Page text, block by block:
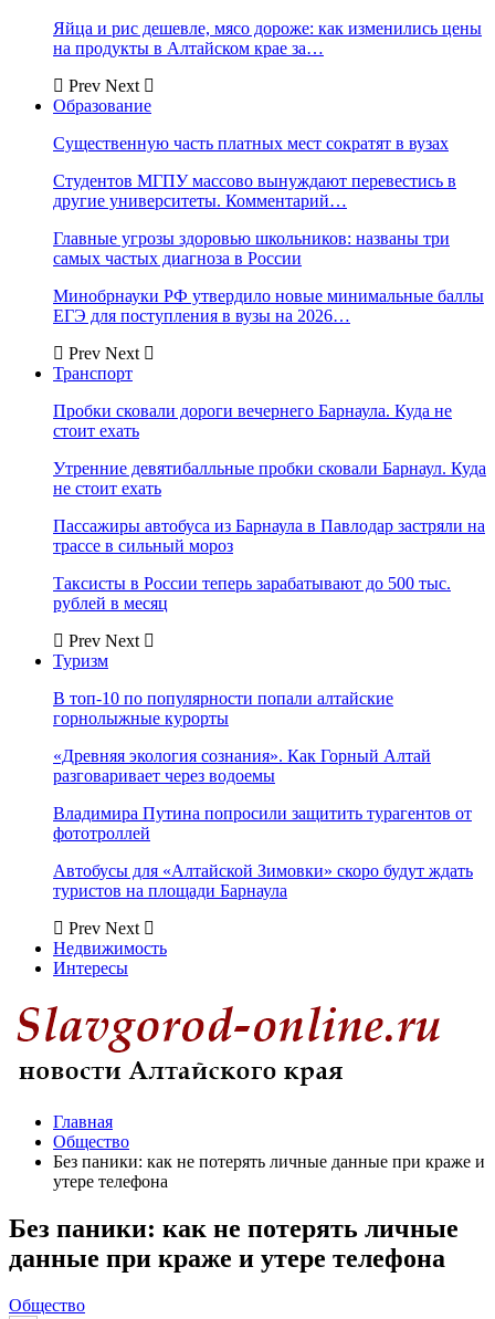
Яйца и рис дешевле, мясо дороже: как изменились цены
на продукты в Алтайском крае за…
Prev Next
Образование
Существенную часть платных мест сократят в вузах
Студентов МГПУ массово вынуждают перевестись в
другие университеты. Комментарий…
Главные угрозы здоровью школьников: названы три
самых частых диагноза в России
Минобрнауки РФ утвердило новые минимальные баллы
ЕГЭ для поступления в вузы на 2026…
Prev Next
Транспорт
Пробки сковали дороги вечернего Барнаула. Куда не
стоит ехать
Утренние девятибалльные пробки сковали Барнаул. Куда
не стоит ехать
Пассажиры автобуса из Барнаула в Павлодар застряли на
трассе в сильный мороз
Таксисты в России теперь зарабатывают до 500 тыс.
рублей в месяц
Prev Next
Туризм
В топ-10 по популярности попали алтайские
горнолыжные курорты
«Древняя экология сознания». Как Горный Алтай
разговаривает через водоемы
Владимира Путина попросили защитить турагентов от
фототроллей
Автобусы для «Алтайской Зимовки» скоро будут ждать
туристов на площади Барнаула
Prev Next
Недвижимость
Интересы
Главная
Общество
Без паники: как не потерять личные данные при краже и
утере телефона
Без паники: как не потерять личные
данные при краже и утере телефона
Общество